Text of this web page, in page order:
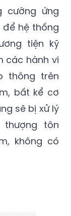
cường ứng
hệ thống
tiện kỹ
các hành vi
thông trên
bất kể cơ
sẽ bị xử lý
tôn
không có